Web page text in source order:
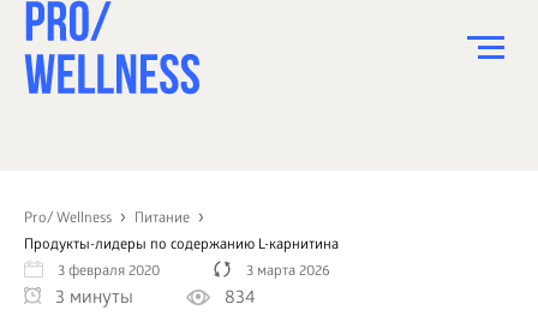
Pro/ Wellness
Питание
Продукты-лидеры по содержанию L-карнитина
3 февраля 2020
3 марта 2026
3 минуты 834
СПОРТ
ЗДОРОВЬЕ
КРАСОТА